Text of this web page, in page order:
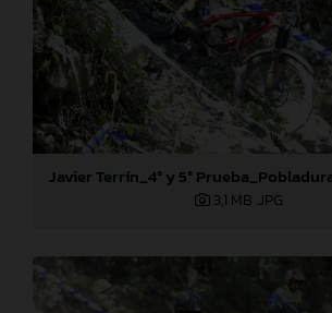
3,1 MB .JPG